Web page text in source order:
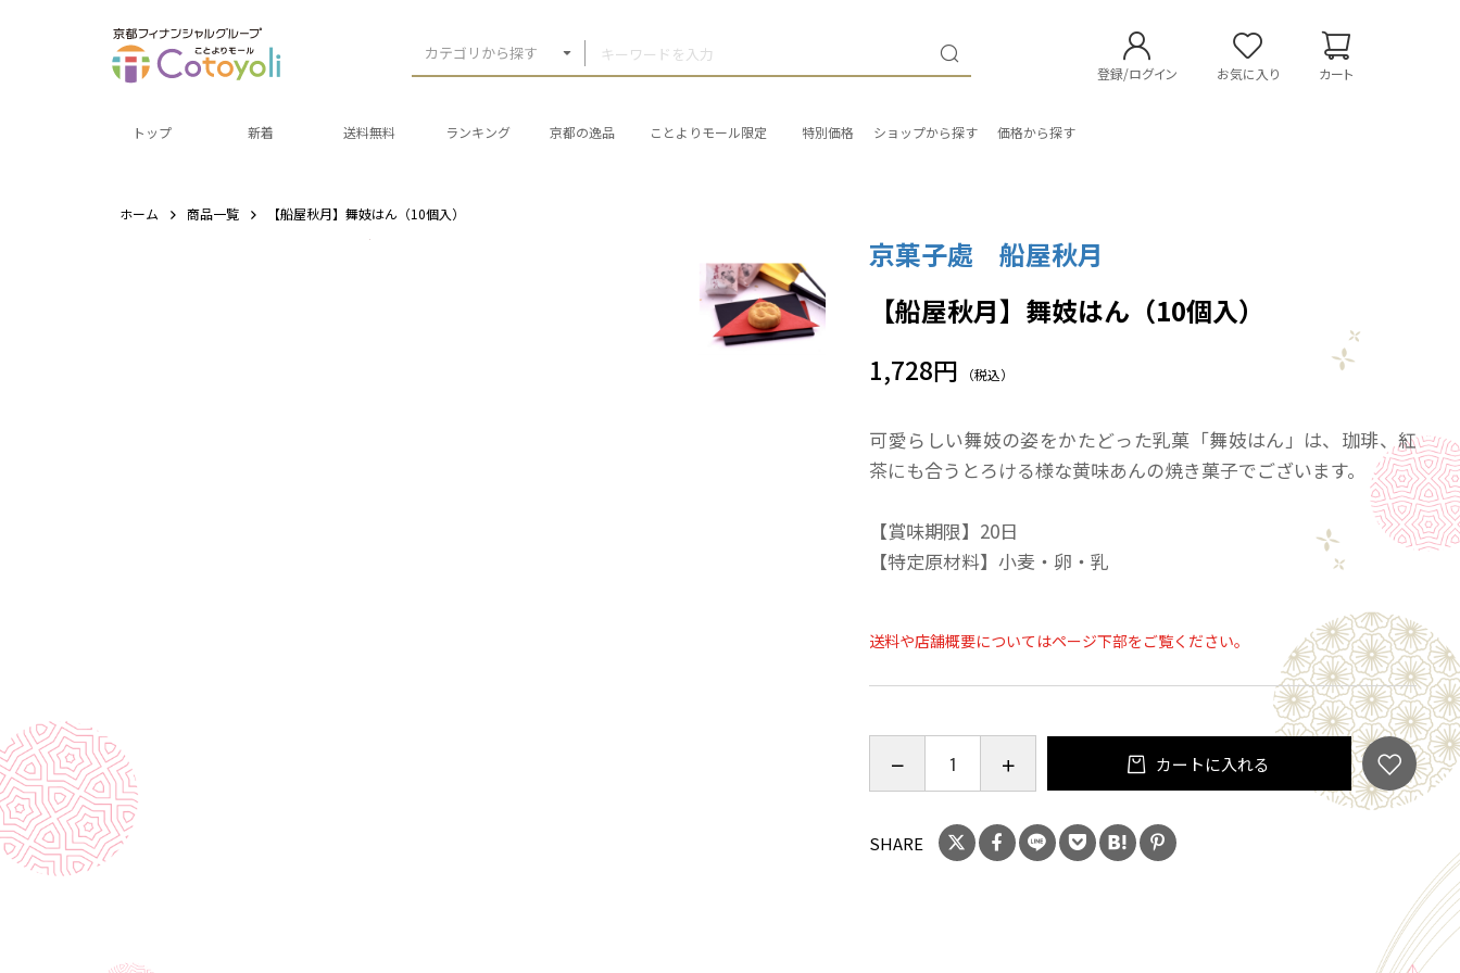
カテゴリから探す
登録/ログイン お気に入り カート
トップ 新着 送料無料 ランキング 京都の逸品 ことよりモール限定 特別価格 ショップから探す 価格から探す
ホーム 商品一覧 【船屋秋月】舞妓はん（10個入）
京菓子處 船屋秋月
【船屋秋月】舞妓はん（10個入）
1,728円 （税込）
可愛らしい舞妓の姿をかたどった乳菓「舞妓はん」は、珈琲、紅
茶にも合うとろける様な黄味あんの焼き菓子でございます。
【賞味期限】20日
【特定原材料】小麦・卵・乳
送料や店舗概要についてはページ下部をご覧ください。
カートに入れる
SHARE